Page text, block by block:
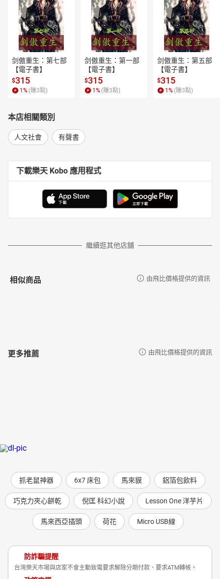
剑傲重生：第七部
【電子書】
$315
1% (賺3點)
剑傲重生：第一部
【電子書】
$315
1% (賺3點)
剑傲重生：第五部
【電子書】
$315
1% (賺3點)
本店相關類別
人文社會 有聲書
下載樂天 Kobo 應用程式
繼續逛其他店舖
相似商品 由飛比價格提供的資訊
更多推薦 由飛比價格提供的資訊
抓老鼠神器 6x7 床包 馬來貘 鋁箔包飲料
巧克力夾心餅乾 倪匡 科幻小說 Lesson One 洋芋片
馬來西亞插頭 荷花 Micro USB線
防詐騙提醒
台灣樂天市場與店家不會主動致電要求解除分期付款、要求ATM轉帳。